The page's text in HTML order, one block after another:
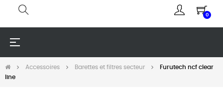
0
Basculer
☰
Accessoires Barettes et filtres secteur
Furutech ncf clear
line